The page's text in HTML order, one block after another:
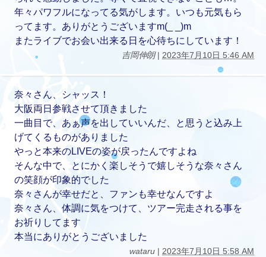
年々パワフルになってる気がします。いつも元気もら
ってます。ありがとうございますm(_ _)m
またライブでお会い出来る日を心待ちにしています！
吉岡伸朗| 2023年7月10日 5:46 AM
奈々さん、シャッス！
大阪両日参戦させて頂きました
一曲目で、あぁ声を出していいんだ、と思うと込み上
げてくるものがありました
やっと本来のLIVEの姿が戻ったんですよね
そんな中で、とにかく楽しそうで嬉しそうな奈々さん
の笑顔が印象的でした
奈々さんが幸せだと、ファンも幸せなんですよ
奈々さん、体調に気をつけて、ツアー完走される事を
お祈りしてます
本当にありがとうございました
wataru | 2023年7月10日 5:58 AM